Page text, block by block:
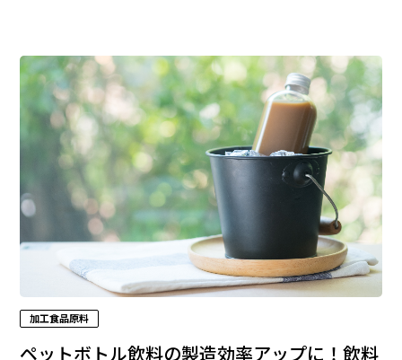
加工食品原料
ペットボトル飲料の製造効率アップに！飲料